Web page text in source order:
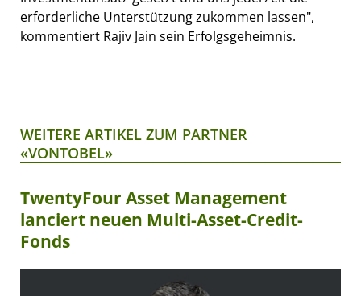
erforderliche Unterstützung zukommen lassen",
kommentiert Rajiv Jain sein Erfolgsgeheimnis.
WEITERE ARTIKEL ZUM PARTNER
«VONTOBEL»
TwentyFour Asset Management
lanciert neuen Multi-Asset-Credit-
Fonds